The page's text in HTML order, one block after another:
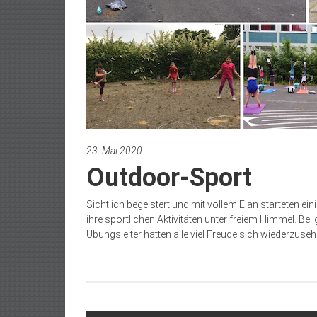
23. Mai 2020
Outdoor-Sport
Sichtlich begeistert und mit vollem Elan starteten
ihre sportlichen Aktivitäten unter freiem Himmel.
Übungsleiter hatten alle viel Freude sich